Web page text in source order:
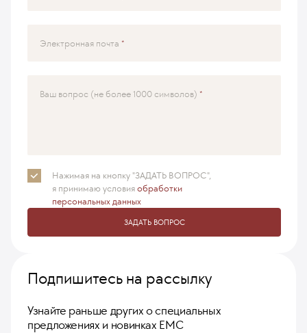
Электронная почта
Ваш вопрос (не более 1000 символов)
Нажимая на кнопку "ЗАДАТЬ ВОПРОС",
я принимаюусловияобработки
персональных данных
ЗАДАТЬ ВОПРОС
Подпишитесь на рассылку
Узнайте раньше других о специальных
предложениях и новинках ЕМС